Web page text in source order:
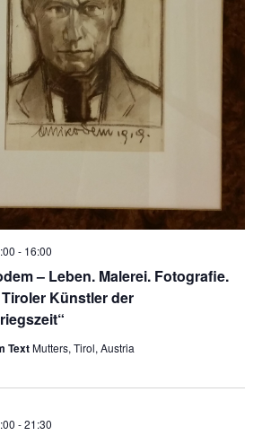
– Leben. Malerei. Fotografie.
Künstler der
- 16:00
TextMutters, Tirol, Austria
-21:30